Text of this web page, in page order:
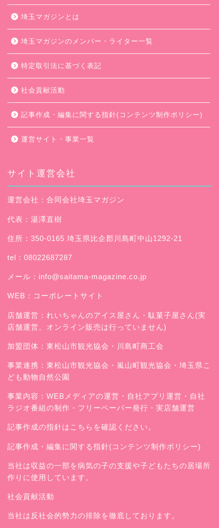
埼玉マガジンとは
埼玉マガジンのメンバー・ライター一覧
特定取引法に基づく表記
社会貢献活動
記事作成・編集に関する指針(コンテンツ制作ポリシー)
運営サイト・事業一覧
サイト運営会社
運営会社：合同会社埼玉マガジン
代表：湯澤直樹
住所：350-0165 埼玉県比企郡川島町中山1292-21
tel：08022687287
メール： info@saitama-magazine.co.jp
WEB： コーポレートサイト
店舗運営： れいちゃんのアイス屋さん ・駄菓子屋さん(実
店舗運営。オンライン販売は行っていません)
加盟団体：東松山市観光協会・川島町商工会
事業連携：東松山市観光協会・嵐山町観光協会・埼玉県こ
ども動物自然公園
事業内容：WEBメディアの運営・自社アプリ運営・自社
ラジオ番組の制作・フリーペーパー発行・実店舗運営
記事作成の指針はこちらを確認ください。
記事作成・編集に関する指針(コンテンツ制作ポリシー)
当社は収益の一部を病気の子の支援や子どもたちの居場所
作りに使用しています。
社会貢献活動
当社は反社会的勢力の排除を徹底しております。